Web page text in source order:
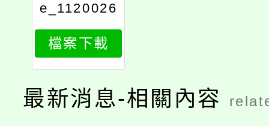
e_1120026
913_print
檔案下載
最新消息-相關內容